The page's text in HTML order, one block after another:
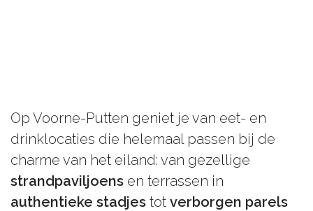
Op Voorne-Putten geniet je van eet- en
drinklocaties die helemaal passen bij de
charme van het eiland: van gezellige
strandpaviljoens en terrassen in
authentieke stadjes tot verborgen parels